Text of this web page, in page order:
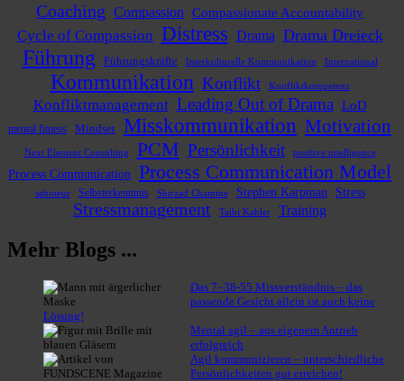
Coaching Compassion Compassionate Accountability
Cycle of Compassion Distress Drama Drama Dreieck
Führung Führungskräfte Interkulturelle Kommunikation International
Kommunikation Konflikt Konfliktkompetenz
Konfliktmanagement Leading Out of Drama LoD
mental fitness Mindset Misskommunikation Motivation
Next Element Consulting PCM Persönlichkeit positive intelligence
Process Communication Process Communication Model
saboteur Selbsterkenntnis Shirzad Chamine Stephen Karpman Stress
Stressmanagement Taibi Kahler Training
Mehr Blogs ...
Das 7–38-55 Missver­ständnis – das
passende Gesicht allein ist auch keine
Lösung!
Mental agil – aus eigenem Antrieb
erfolgreich
Agil kommu­ni­zieren – unter­schied­liche
Persön­lich­keiten gut erreichen!